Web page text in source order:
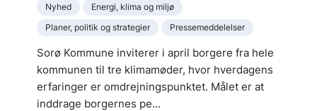
Nyhed
Energi, klima og miljø
Planer, politik og strategier
Pressemeddelelser
Sorø Kommune inviterer i april borgere fra hele
kommunen til tre klimamøder, hvor hverdagens
erfaringer er omdrejningspunktet. Målet er at
inddrage borgernes pe...